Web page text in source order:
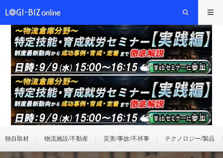
独自取材 物流施設/不動産 災害/事故/不祥事 テクノロジー/製品